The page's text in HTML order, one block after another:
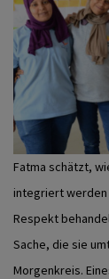
Fatma schätzt,
integriert werden
Respekt
Sache, die sie
Morgenkreis.